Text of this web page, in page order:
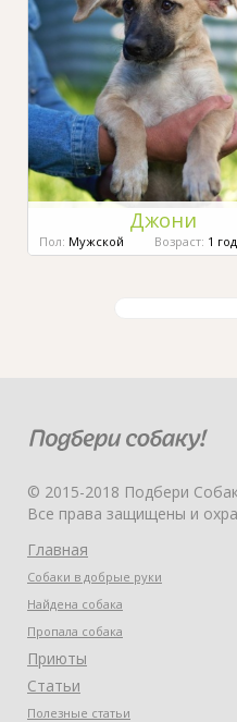
Джони
Пол: Мужской Возраст: 1 год
© 2015-2018 Подбери
Все права защищены и
Главная
Собаки в добрые руки
Найдена собака
Пропала собака
Приюты
Статьи
Полезные статьи